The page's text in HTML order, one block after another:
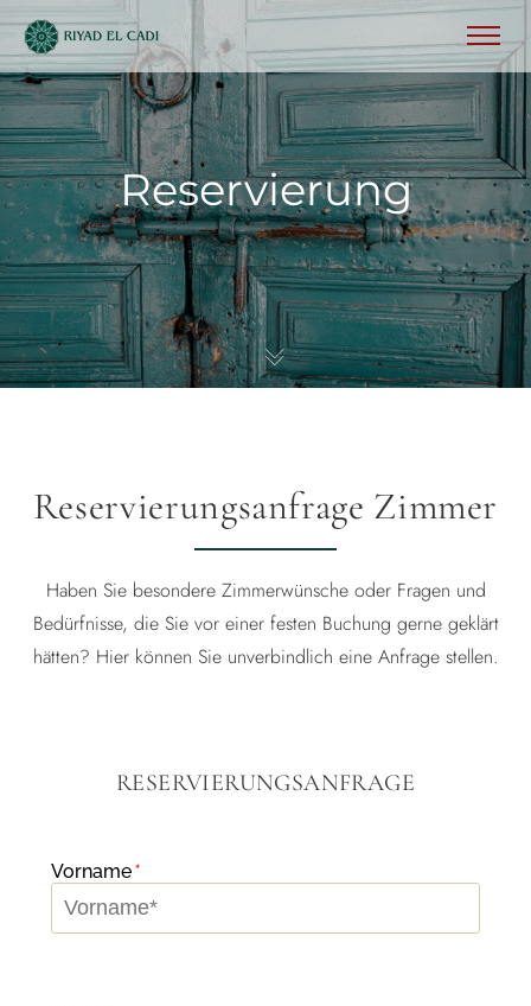
Reservierung
Reservierungsanfrage Zimmer
Haben Sie besondere Zimmerwünsche oder Fragen und
Bedürfnisse, die Sie vor einer festen Buchung gerne geklärt
hätten? Hier können Sie unverbindlich eine Anfrage stellen.
RESERVIERUNGSANFRAGE
Vorname*